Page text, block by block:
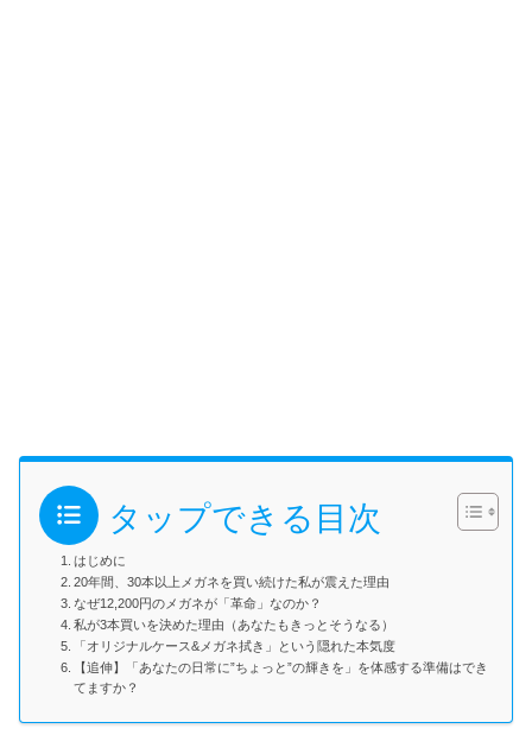
タップできる目次
はじめに
20年間、30本以上メガネを買い続けた私が震えた理由
なぜ12,200円のメガネが「革命」なのか？
私が3本買いを決めた理由（あなたもきっとそうなる）
「オリジナルケース&メガネ拭き」という隠れた本気度
【追伸】「あなたの日常に”ちょっと”の輝きを」を体感する準備はでき
てますか？